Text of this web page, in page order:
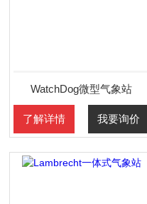
WatchDog微型气象站
了解详情 我要询价